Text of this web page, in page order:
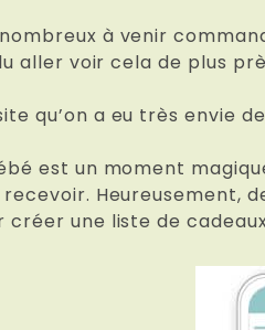
à venir
aller voir cela de plus
qu’on a eu très envie
est un moment
recevoir.
une liste de